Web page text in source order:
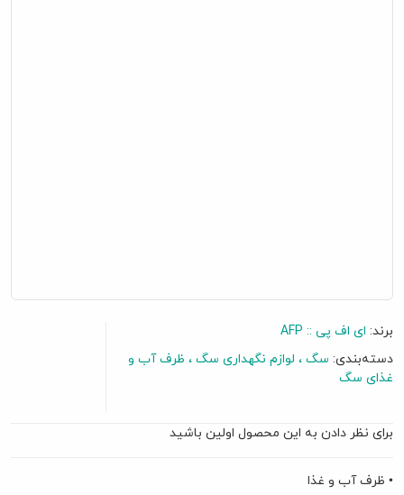
برند: ای اف پی :: AFP
دسته‌بندی: سگ لوازم نگهداری سگ
ظرف آب و
غذای سگ
برای نظر دادن به این محصول اولین باشید
• ظرف آب و غذا